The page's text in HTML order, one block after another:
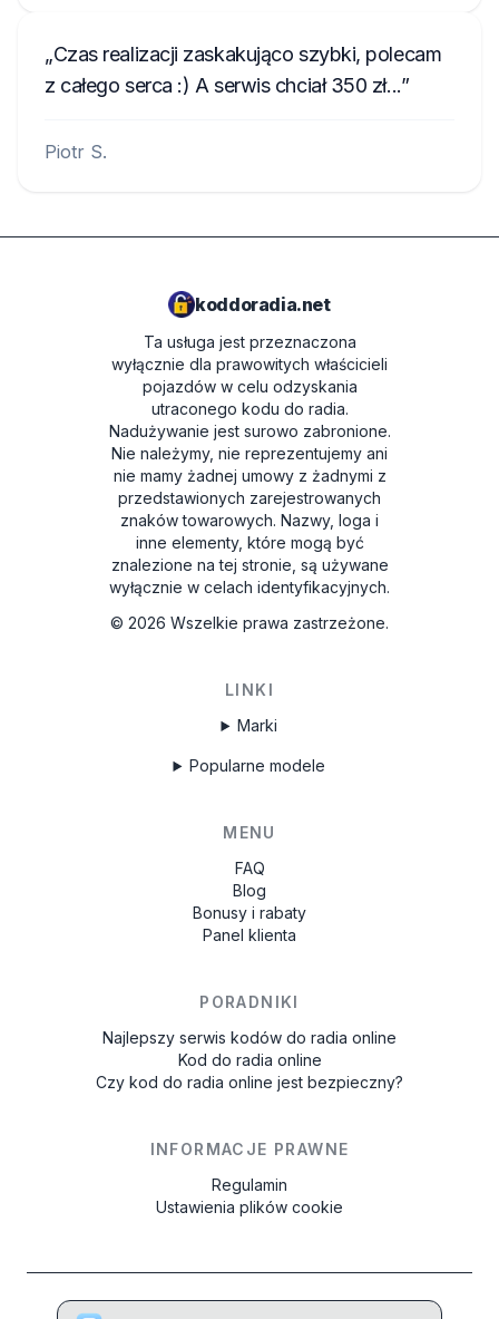
Czas realizacji zaskakująco szybki, polecam
z całego serca :) A serwis chciał 350 zł...
Piotr S.
koddoradia.net
Ta usługa jest przeznaczona
wyłącznie dla prawowitych właścicieli
pojazdów w celu odzyskania
utraconego kodu do radia.
Nadużywanie jest surowo zabronione.
Nie należymy, nie reprezentujemy ani
nie mamy żadnej umowy z żadnymi z
przedstawionych zarejestrowanych
znaków towarowych. Nazwy, loga i
inne elementy, które mogą być
znalezione na tej stronie, są używane
wyłącznie w celach identyfikacyjnych.
© 2026 Wszelkie prawa zastrzeżone.
LINKI
Marki
Popularne modele
MENU
FAQ
Blog
Bonusy i rabaty
Panel klienta
PORADNIKI
Najlepszy serwis kodów do radia online
Kod do radia online
Czy kod do radia online jest bezpieczny?
INFORMACJE PRAWNE
Regulamin
Ustawienia plików cookie